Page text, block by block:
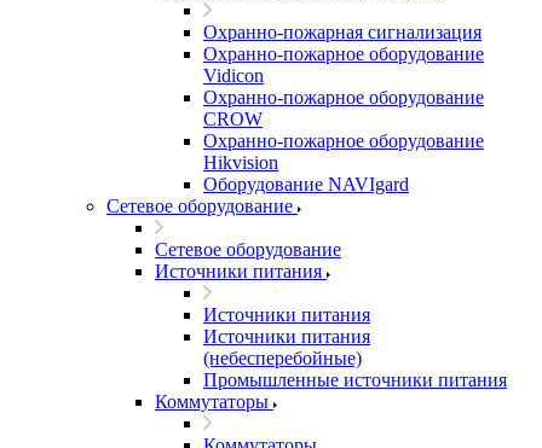
Охранно-пожарная сигнализация
Охранно-пожарное оборудование
Vidicon
Охранно-пожарное оборудование
CROW
Охранно-пожарное оборудование
Hikvision
Оборудование NAVIgard
Сетевое оборудование
Сетевое оборудование
Источники питания
Источники питания
Источники питания
(небесперебойные)
Промышленные источники питания
Коммутаторы